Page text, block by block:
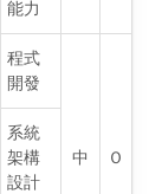
能力
程式
開發
中 Ｏ
系統
架構
設計